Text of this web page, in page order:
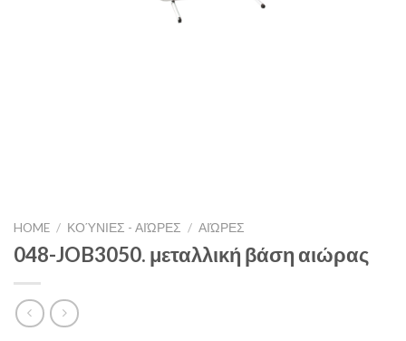
HOME / ΚΟΎΝΙΕΣ - ΑΙΏΡΕΣ / ΑΙΏΡΕΣ
048-JOB3050. μεταλλική βάση αιώρας